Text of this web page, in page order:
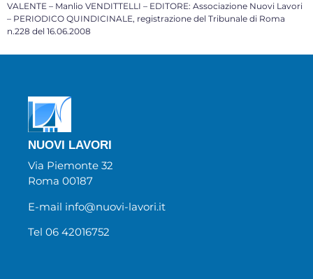
VALENTE – Manlio VENDITTELLI – EDITORE: Associazione Nuovi Lavori
– PERIODICO QUINDICINALE, registrazione del Tribunale di Roma
n.228 del 16.06.2008
NUOVI LAVORI
Via Piemonte 32
Roma 00187
E-mail info@nuovi-lavori.it
Tel 06 42016752